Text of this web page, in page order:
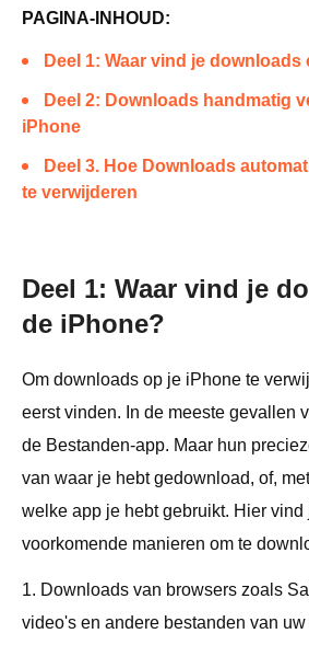
PAGINA-INHOUD:
Deel 1: Waar vind je downloads
Deel 2: Downloads handmatig
iPhone
Deel 3. Hoe Downloads
te verwijderen
Deel 1: Waar vind je
de iPhone?
Om downloads op je iPhone te
eerst vinden. In de meeste gevallen
de Bestanden-app. Maar hun
van waar je hebt gedownload, of,
welke app je hebt gebruikt. Hier vind
voorkomende manieren om te
1. Downloads van browsers zoals
video's en andere bestanden van